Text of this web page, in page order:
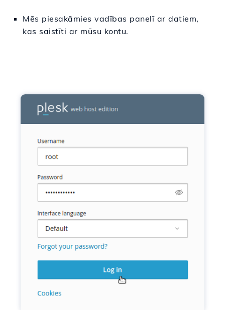
Mēs piesakāmies vadības panelī ar datiem,
kas saistīti ar mūsu kontu.